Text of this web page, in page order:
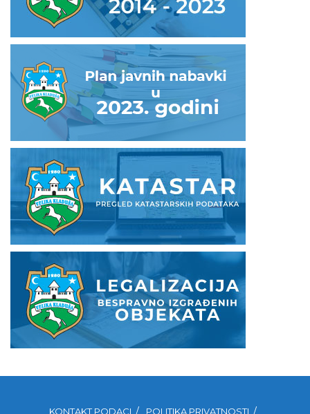
KONTAKT PODACI POLITIKA PRIVATNOSTI